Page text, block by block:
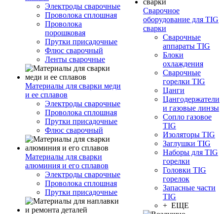
Электроды сварочные
Проволока сплошная
Проволока
порошковая
Прутки присадочные
Флюс сварочный
Ленты сварочные
Материалы для сварки меди
и ее сплавов
Электроды сварочные
Проволока сплошная
Прутки присадочные
Флюс сварочный
Материалы для сварки
алюминия и его сплавов
Электроды сварочные
Проволока сплошная
Прутки присадочные
Сварочное
оборудование для TIG
сварки
Сварочные
аппараты TIG
Блоки
охлаждения
Сварочные
горелки TIG
Цанги
Цангодержатели
и газовые линзы
Сопло газовое
TIG
Изоляторы TIG
Заглушки TIG
Наборы для TIG
горелки
Головки TIG
горелок
Запасные части
TIG
+ ЕЩЕ